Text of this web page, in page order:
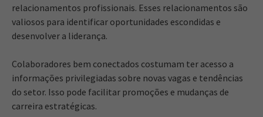
relacionamentos profissionais. Esses relacionamentos são
valiosos para identificar oportunidades escondidas e
desenvolver a liderança.
Colaboradores bem conectados costumam ter acesso a
informações privilegiadas sobre novas vagas e tendências
do setor. Isso pode facilitar promoções e mudanças de
carreira estratégicas.